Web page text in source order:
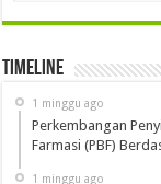
Timeline
1 minggu ago
Perkembangan
Farmasi (PBF)
1 minggu ago